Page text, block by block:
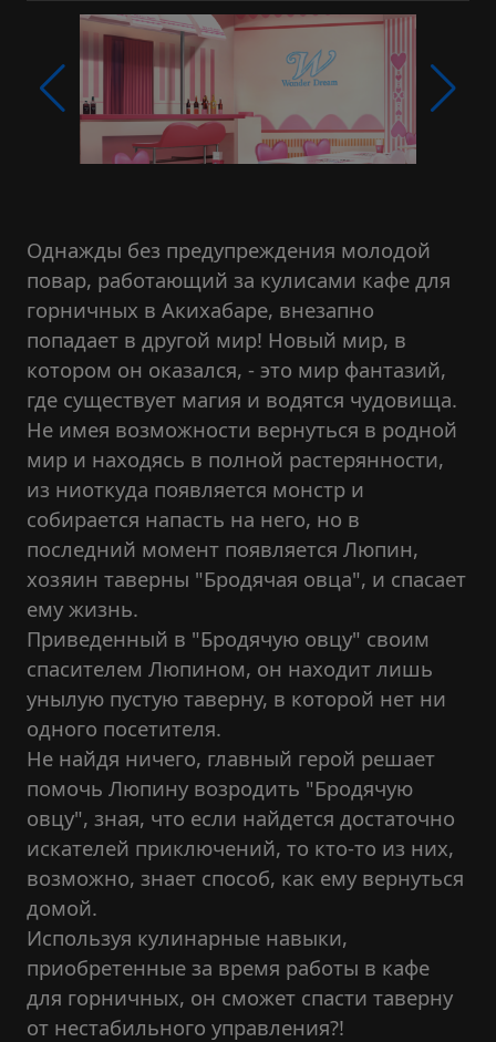
Однажды без предупреждения молодой
повар, работающий за кулисами кафе для
горничных в Акихабаре, внезапно
попадает в другой мир! Новый мир, в
котором он оказался, - это мир фантазий,
где существует магия и водятся чудовища.
Не имея возможности вернуться в родной
мир и находясь в полной растерянности,
из ниоткуда появляется монстр и
собирается напасть на него, но в
последний момент появляется Люпин,
хозяин таверны "Бродячая овца", и спасает
ему жизнь.
Приведенный в "Бродячую овцу" своим
спасителем Люпином, он находит лишь
унылую пустую таверну, в которой нет ни
одного посетителя.
Не найдя ничего, главный герой решает
помочь Люпину возродить "Бродячую
овцу", зная, что если найдется достаточно
искателей приключений, то кто-то из них,
возможно, знает способ, как ему вернуться
домой.
Используя кулинарные навыки,
приобретенные за время работы в кафе
для горничных, он сможет спасти таверну
от нестабильного управления?!